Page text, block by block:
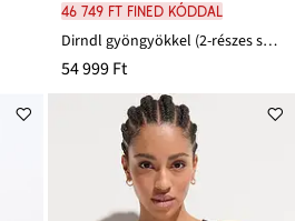
46 749 Ft FINED kóddal
Dirndl gyöngyökkel (2-részes szett)
54 999 Ft